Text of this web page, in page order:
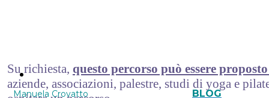
Su richiesta, questo percorso può essere
aziende, associazioni, palestre, studi di yoga e
Contattami
Manuela Crovatto
BLOG